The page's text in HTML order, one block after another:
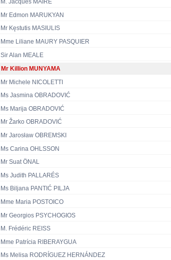
M. Jacques MAIRE
Mr Edmon MARUKYAN
Mr Kęstutis MASIULIS
Mme Liliane MAURY PASQUIER
Sir Alan MEALE
Mr Killion MUNYAMA
Mr Michele NICOLETTI
Ms Jasmina OBRADOVIĆ
Ms Marija OBRADOVIĆ
Mr Žarko OBRADOVIĆ
Mr Jarosław OBREMSKI
Ms Carina OHLSSON
Mr Suat ÖNAL
Ms Judith PALLARÉS
Ms Biljana PANTIĆ PILJA
Mme Maria POSTOICO
Mr Georgios PSYCHOGIOS
M. Frédéric REISS
Mme Patrícia RIBERAYGUA
Ms Melisa RODRÍGUEZ HERNÁNDEZ